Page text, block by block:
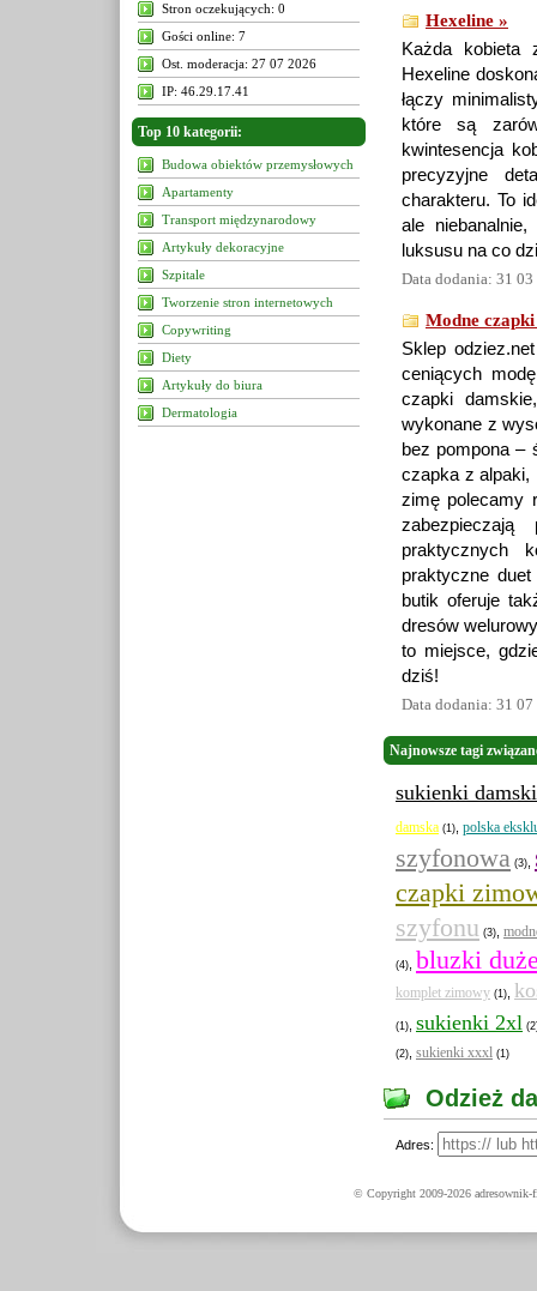
Stron oczekujących: 0
Gości online: 7
Ost. moderacja: 27 07 2026
IP: 46.29.17.41
Top 10 kategorii:
Budowa obiektów przemysłowych
Apartamenty
Transport międzynarodowy
Artykuły dekoracyjne
Szpitale
Tworzenie stron internetowych
Copywriting
Diety
Artykuły do biura
Dermatologia
Hexeline »
Każda kobieta
Hexeline
łączy
które są
kwintesencja
precyzyjne
charakteru. To
ale
luksusu na co
Data dodania: 31
Modne
Sklep
ceniących
czapki
wykonane z
bez pompona –
czapka z alpaki,
zimę polecamy
praktycznych
praktyczne
butik oferuje
dresów
to miejsce,
dziś!
Data dodania: 31
Najnowsze tagi
sukienki
damska (1) polska
szyfonowa (3)
czapki
szyfonu (3)
(4) bluzki
komplet zimowy (1)
(1) sukienki 2xl
(2) sukienki xxxl (1)
Odzież
Adres:
© Copyright 2009-2026